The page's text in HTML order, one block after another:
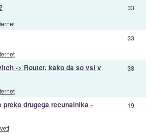
33
33
-> Router, kako da so vsi v 38
preko drugega recunalnika - 19